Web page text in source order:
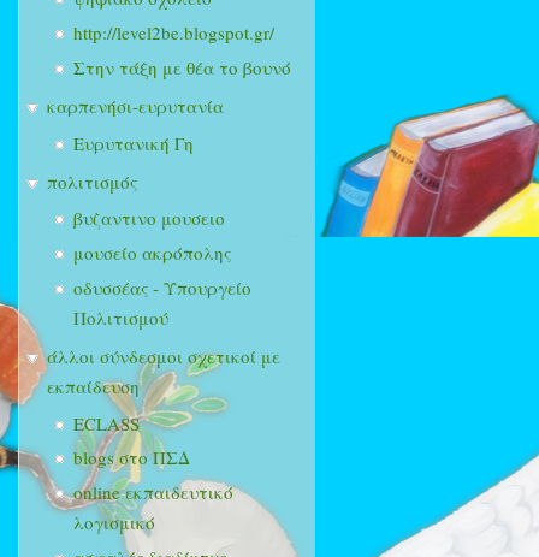
http://level2be.blogspot.gr/
Στην τάξη με θέα το βουνό
καρπενήσι-ευρυτανία
Ευρυτανική Γη
πολιτισμός
βυζαντινο μουσειο
μουσείο ακρόπολης
οδυσσέας - Υπουργείο
Πολιτισμού
άλλοι σύνδεσμοι σχετικοί με
εκπαίδευση
ECLASS
blogs στο ΠΣΔ
online εκπαιδευτικό
λογισμικό